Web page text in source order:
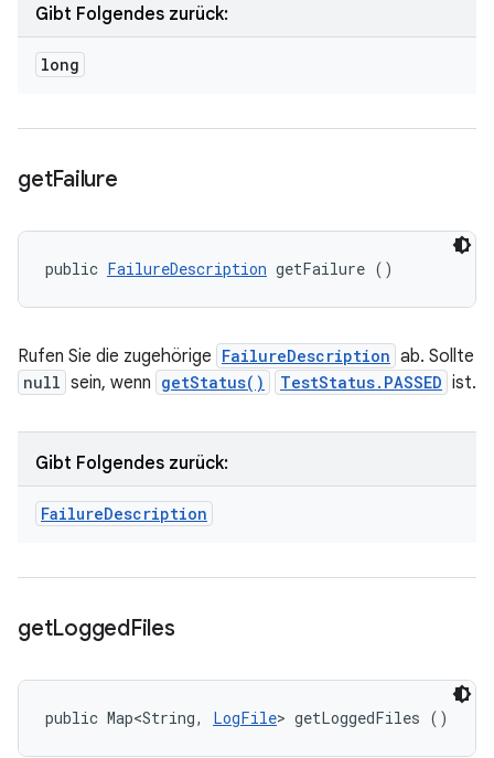
Gibt Folgendes zurück:
long
getFailure
public FailureDescription getFailure ()
Rufen Sie die zugehörige FailureDescription ab. Sollte
null sein, wenn getStatus() TestStatus.PASSED ist.
Gibt Folgendes zurück:
FailureDescription
getLoggedFiles
public Map<String, LogFile> getLoggedFiles ()